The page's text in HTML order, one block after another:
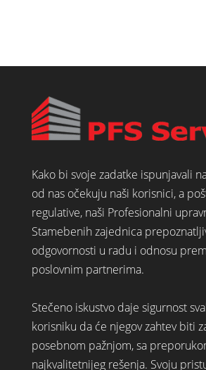
Kako bi svoje zadatke ispunjavali
od nas očekuju naši korisnici, a
regulative, naši Profesionalni
Stamebenih zajednica
odgovornosti u radu i odnosu
poslovnim partnerima.
Stečeno iskustvo daje sigurnost
korisniku da će njegov zahtev biti
posebnom pažnjom, sa
najkvalitetnijeg rešenja. Svoju